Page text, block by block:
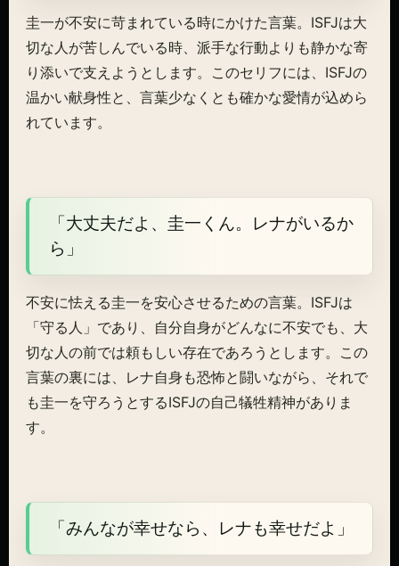
圭一が不安に苛まれている時にかけた言葉。ISFJは大
切な人が苦しんでいる時、派手な行動よりも静かな寄
り添いで支えようとします。このセリフには、ISFJの
温かい献身性と、言葉少なくとも確かな愛情が込めら
れています。
「大丈夫だよ、圭一くん。レナがいるか
ら」
不安に怯える圭一を安心させるための言葉。ISFJは
「守る人」であり、自分自身がどんなに不安でも、大
切な人の前では頼もしい存在であろうとします。この
言葉の裏には、レナ自身も恐怖と闘いながら、それで
も圭一を守ろうとするISFJの自己犠牲精神がありま
す。
「みんなが幸せなら、レナも幸せだよ」